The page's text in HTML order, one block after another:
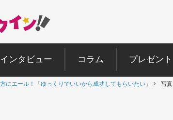
インタビュー コラム プレゼント
にエール！「ゆっくりでいいから成功してもらいたい」 写真